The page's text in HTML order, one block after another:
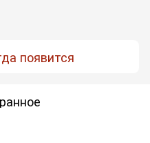
появится